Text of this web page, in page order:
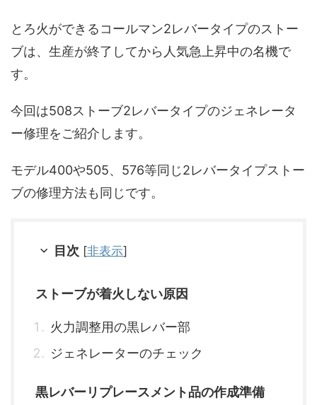
とろ火ができるコールマン2レバータイプのストー
ブは、生産が終了してから人気急上昇中の名機で
す。
今回は508ストーブ2レバータイプのジェネレータ
ー修理をご紹介します。
モデル400や505、576等同じ2レバータイプストー
ブの修理方法も同じです。
目次 [非表示]
ストーブが着火しない原因
火力調整用の黒レバー部
ジェネレーターのチェック
黒レバーリプレースメント品の作成準備